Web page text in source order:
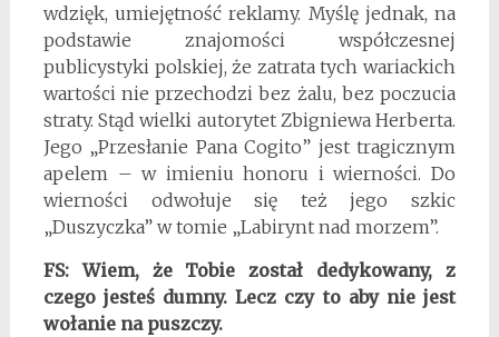
wdzięk, umiejętność reklamy. Myślę jednak, na
podstawie znajomości współczesnej
publicystyki polskiej, że zatrata tych wariackich
wartości nie przechodzi bez żalu, bez poczucia
straty. Stąd wielki autorytet Zbigniewa Herberta.
Jego „Przesłanie Pana Cogito” jest tragicznym
apelem – w imieniu honoru i wierności. Do
wierności odwołuje się też jego szkic
„Duszyczka” w tomie „Labirynt nad morzem”.
FS: Wiem, że Tobie został dedykowany, z
czego jesteś dumny. Lecz czy to aby nie jest
wołanie na puszczy.